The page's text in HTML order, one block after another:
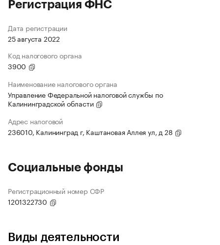
Регистрация ФНС
Дата регистрации
25 августа 2022
Код налогового органа
3900
Наименование налогового органа
Управление Федеральной налоговой службы по
Калининградской области
Адрес налоговой
236010, Калининград г, Каштановая Аллея ул, д 28
Социальные фонды
Регистрационный номер СФР
1201322730
Виды деятельности